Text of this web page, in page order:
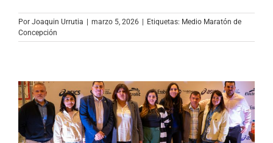
Archivo Sonoro
Por Joaquin Urrutia | marzo 5, 2026 | Etiquetas: Medio Maratón de
Concepción